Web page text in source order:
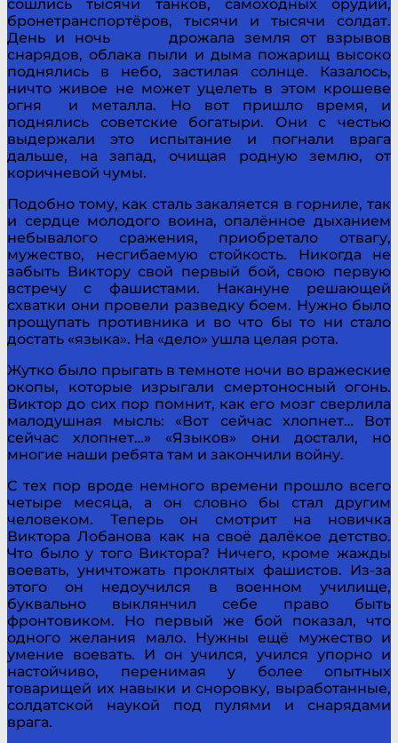
сошлись тысячи танков, самоходных орудий,
бронетранспортёров, тысячи и тысячи солдат.
День и ночь дрожала земля от взрывов
снарядов, облака пыли и дыма пожарищ высоко
поднялись в небо, застилая солнце. Казалось,
ничто живое не может уцелеть в этом крошеве
огня и металла. Но вот пришло время, и
поднялись советские богатыри. Они с честью
выдержали это испытание и по­гнали врага
дальше, на запад, очищая родную землю, от
коричневой чумы.
Подобно тому, как сталь закаляется в горниле, так
и сердце молодого воина, опалённое дыханием
небывалого сражения, приобретало отвагу,
мужество, несгибаемую стойкость. Никогда не
забыть Виктору свой первый бой, свою первую
встречу с фашистами. Накануне решающей
схватки они провели разведку боем. Нужно было
прощупать противника и во что бы то ни стало
достать «языка». На «дело» ушла целая рота.
Жутко было прыгать в темноте ночи во вражеские
око­пы, которые изрыгали смертоносный огонь.
Виктор до сих пор помнит, как его мозг сверлила
малодушная мысль: «Вот сейчас хлопнет… Вот
сейчас хлопнет…» «Языков» они достали, но
многие наши ребята там и закончили войну.
С тех пор вроде немного времени прошло всего
четы­ре месяца, а он словно бы стал другим
человеком. Теперь он смотрит на новичка
Виктора Лобанова как на своё далё­кое детство.
Что было у того Виктора? Ничего, кроме жаж­ды
воевать, уничтожать проклятых фашистов. Из-за
этого он недоучился в военном училище,
буквально выклянчил себе право быть
фронтовиком. Но первый же бой показал, что
одного желания мало. Нужны ещё мужество и
умение воевать. И он учился, учился упорно и
настойчиво, пере­нимая у более опытных
товарищей их навыки и сноровку, выработанные,
солдатской наукой под пулями и снарядами
врага.